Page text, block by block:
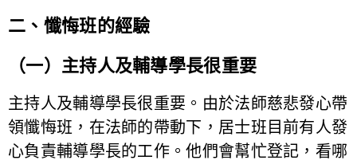
二、懺悔班的經驗
（一）主持人及輔導學長很重要
主持人及輔導學長很重要。由於法師慈悲發心帶
領懺悔班，在法師的帶動下，居士班目前有人發
心負責輔導學長的工作。他們會幫忙登記，看哪